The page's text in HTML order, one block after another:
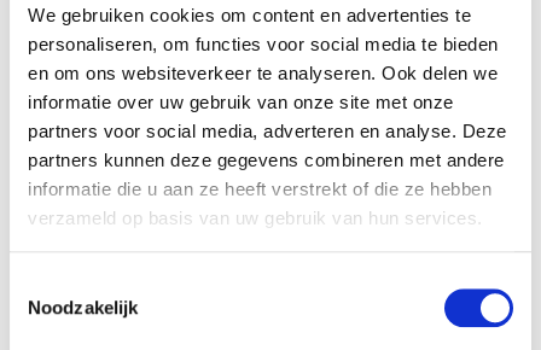
We gebruiken cookies om content en advertenties te
personaliseren, om functies voor social media te bieden
en om ons websiteverkeer te analyseren. Ook delen we
informatie over uw gebruik van onze site met onze
partners voor social media, adverteren en analyse. Deze
partners kunnen deze gegevens combineren met andere
informatie die u aan ze heeft verstrekt of die ze hebben
verzameld op basis van uw gebruik van hun services.
Noodzakelijk
NHG-standaarden
Alle medewerkers van Huisartsen Boterdiep
houden zich zoveel als wenselijk is voor uw
situatie aan de standaarden van het
Nederlands Huisartsen Genootschap (NHG).
Dit zijn richtlijnen die bedoeld zijn om het
medische beleid in de praktijk van de huisarts